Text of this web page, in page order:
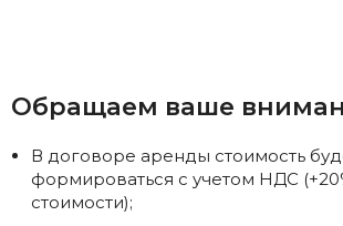
Обращаем ваше
В договоре аренды стоимость
формироваться с учетом НДС
стоимости);